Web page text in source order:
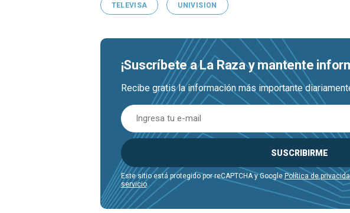
TELEVISA UNIVISION
¡Suscríbete a La Raza y mantente
Recibe gratis la información más importante
SUSCRIBIRME
Este sitio está protegido por reCAPTCHA y Google Política de
servicio.